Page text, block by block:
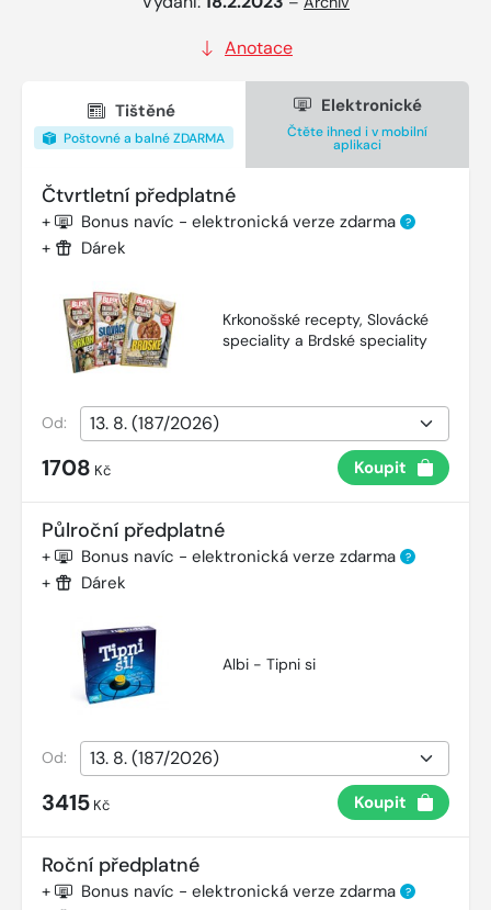
Anotace
Tištěné
Poštovné a balné ZDARMA
Elektronické
Čtěte ihned i v mobilní
aplikaci
Čtvrtletní předplatné
+ Bonus navíc - elektronická verze zdarma ?
+ Dárek
Krkonošské recepty, Slovácké
speciality a Brdské speciality
Od:
1708 Kč Koupit
Půlroční předplatné
+ Bonus navíc - elektronická verze zdarma ?
+ Dárek
Albi - Tipni si
Od:
3415 Kč Koupit
Roční předplatné
+ Bonus navíc - elektronická verze zdarma ?